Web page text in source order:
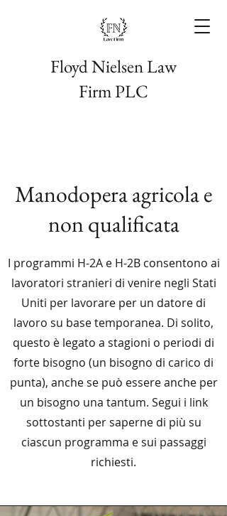
Floyd Nielsen Law
Firm PLC
Manodopera agricola e
non qualificata
I programmi H-2A e H-2B consentono ai
lavoratori stranieri di venire negli Stati
Uniti per lavorare per un datore di
lavoro su base temporanea. Di solito,
questo è legato a stagioni o periodi di
forte bisogno (un bisogno di carico di
punta), anche se può essere anche per
un bisogno una tantum. Segui i link
sottostanti per saperne di più su
ciascun programma e sui passaggi
richiesti.